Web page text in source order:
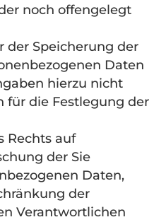
noch offengelegt
der Speicherung der
Daten
hierzu nicht
für die Festlegung der
Rechts auf
der Sie
Daten,
der
Verantwortlichen